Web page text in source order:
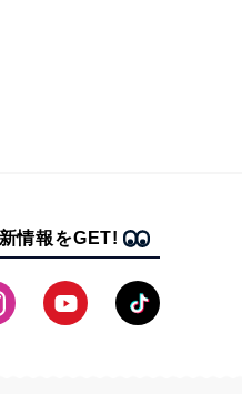
情報をGET!